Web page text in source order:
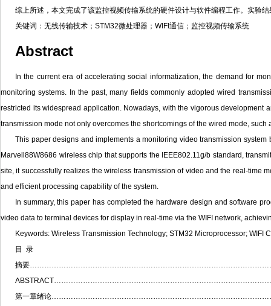
综上所述，本文完成了该监控视频传输系统的硬件设计与软件编程工作。实验
关键词：无线传输技术；STM32微处理器；WIFI通信；监控视频传输系统
Abstract
In the current era of accelerating social informatization, the demand for
monitoring systems. In the past, many fields commonly adopted wired
restricted its widespread application. Nowadays, with the vigorous
transmission mode not only overcomes the shortcomings of the wired mode,
This paper designs and implements a monitoring video transmission
Marvell88W8686 wireless chip that supports the IEEE802.11g/b standard,
site, it successfully realizes the wireless transmission of video and the real-time
and efficient processing capability of the system.
In summary, this paper has completed the hardware design and software
video data to terminal devices for display in real-time via the WIFI network,
Keywords: Wireless Transmission Technology; STM32 Microprocessor;
目 录
摘要
第一章绪论